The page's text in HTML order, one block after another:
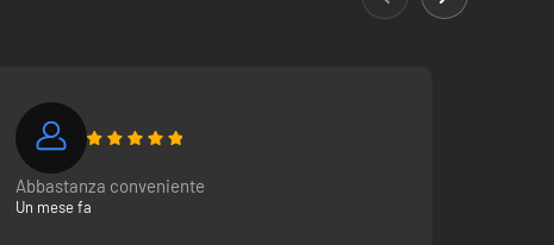
Abbastanza conveniente
Un mese fa